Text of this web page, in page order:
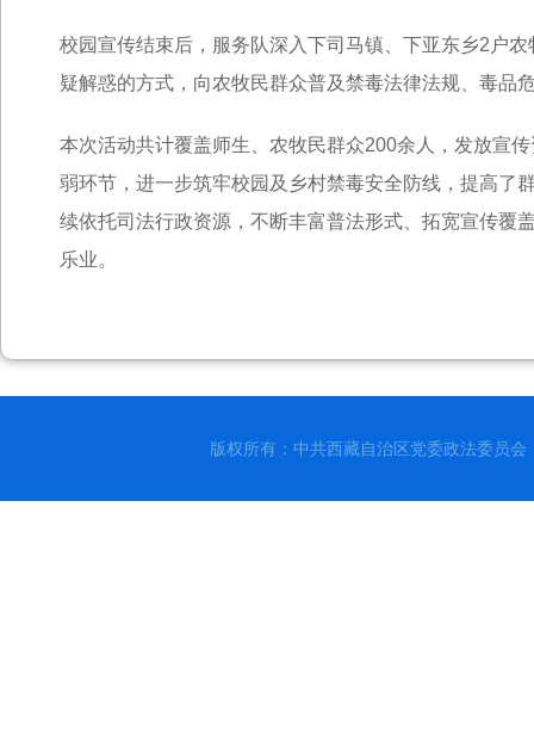
校园宣传结束后，服务队深入下司马镇、下亚东乡2户
疑解惑的方式，向农牧民群众普及禁毒法律法规、毒品
本次活动共计覆盖师生、农牧民群众200余人，发放宣
弱环节，进一步筑牢校园及乡村禁毒安全防线，提高了
续依托司法行政资源，不断丰富普法形式、拓宽宣传覆
乐业。
版权所有：中共西藏自治区党委政法委员